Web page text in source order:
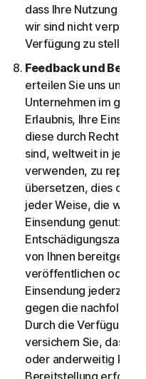
dass Ihre Nutzung der
wir sind nicht
Verfügung zu stellen.
Feedback und
erteilen Sie uns und
Unternehmen im
Erlaubnis, Ihre
diese durch Rechte an
sind, weltweit in
verwenden, zu
übersetzen, dies ohne
jeder Weise, die wir für
Einsendung genutzt
von Ihnen
veröffentlichen oder
Einsendung jederzeit
gegen die
Durch die
versichern Sie, dass
oder anderweitig
Bereitstellung